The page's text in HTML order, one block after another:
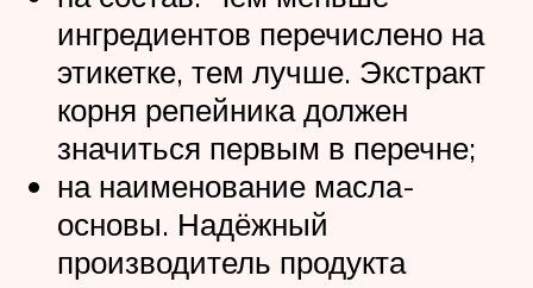
ингредиентов перечислено на
этикетке, тем лучше. Экстракт
корня репейника должен
значиться первым в перечне;
на наименование масла-
основы. Надёжный
производитель продукта